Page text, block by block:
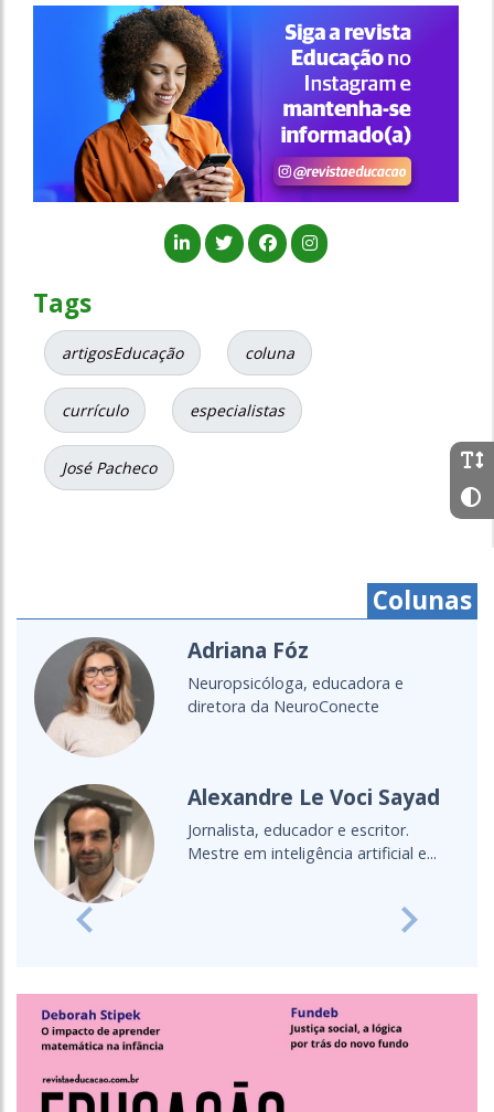
Tags
artigosEducação coluna
currículo especialistas
José Pacheco
Colunas
Fóz
educadora e
da NeuroConecte
Le Voci Sayad
educador e escritor.
em inteligência artificial e...
Previous Next